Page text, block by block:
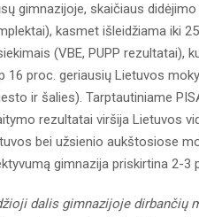
gimnazijoje, skaičiaus
kasmet išleidžiama iki
(VBE, PUPP rezultatai),
16 proc. geriausių Lietuvos
ir šalies). Tarptautiniame
rezultatai viršija Lietuvos
bei užsienio aukštosiose
gimnazija priskirtina 2-3
dalis gimnazijoje dirbančių